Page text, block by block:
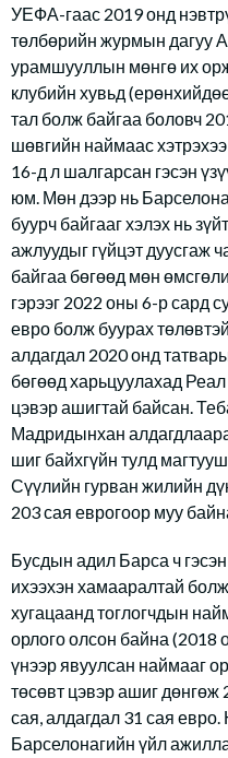
УЕФА-гаас 2019 онд
төлбөрийн журмын дагуу
урамшууллын мөнгө их
клубийн хувьд
тал болж байгаа боловч
шөвгийн наймаас
16-д л шалгарсан гэсэн
юм. Мөн дээр нь
буурч байгааг хэлэх нь
ажлуудыг гүйцэт дуусгаж
байгаа бөгөөд мөн
гэрээг 2022 оны 6-р сард
евро болж буурах
алдагдал 2020 онд
бөгөөд харьцуулахад
цэвэр ашигтай байсан.
Мадридынхан
шиг байхгүйн тулд
Сүүлийн гурван жилийн
203 сая еврогоор муу
Бусдын адил Барса ч
ихээхэн хамааралтай
хугацаанд тоглогчдын
орлого олсон байна
үнээр явуулсан наймааг
төсөвт цэвэр ашиг
сая, алдагдал 31 сая евро.
Барселонагийн үйл